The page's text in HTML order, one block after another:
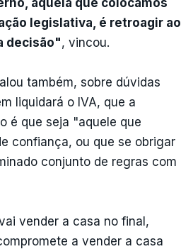
legislativa, é retroagir ao
decisão", vincou.
também, sobre dúvidas
liquidará o IVA, que a
é que seja "aquele que
confiança, ou que se obrigar
conjunto de regras com
vender a casa no final,
a vender a casa